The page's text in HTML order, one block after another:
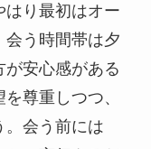
はり最初はオー
会う時間帯は夕
安心感がある
尊重しつつ、
。会う前には